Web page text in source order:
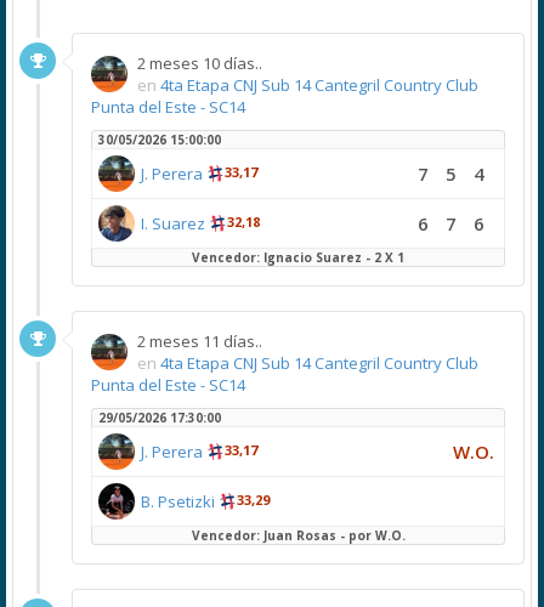
2 meses 10 días..
en 4ta Etapa CNJ Sub 14 Cantegril Country Club
Punta del Este - SC14
30/05/2026 15:00:00
J. Perera 33,17 7 5 4
I. Suarez 32,18 6 7 6
Vencedor: Ignacio Suarez - 2 X 1
2 meses 11 días..
en 4ta Etapa CNJ Sub 14 Cantegril Country Club
Punta del Este - SC14
29/05/2026 17:30:00
J. Perera 33,17 W.O.
B. Psetizki 33,29
Vencedor: Juan Rosas - por W.O.